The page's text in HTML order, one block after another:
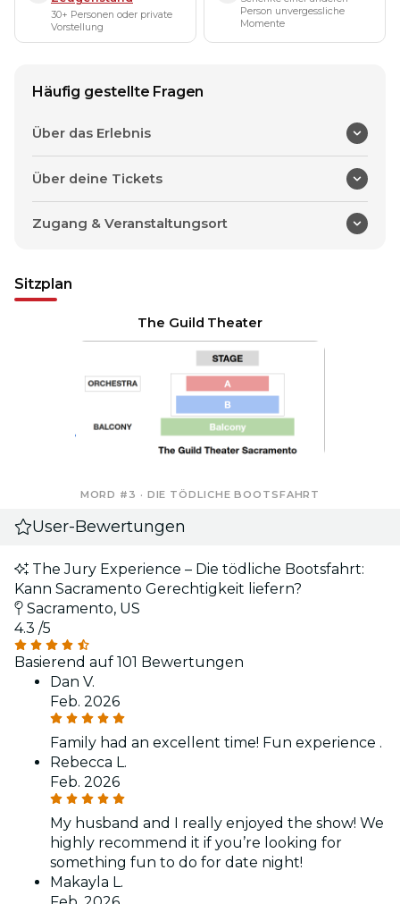
30+ Personen oder private
Vorstellung
Person unvergessliche
Momente
Häufig gestellte Fragen
Über das Erlebnis
Über deine Tickets
Zugang & Veranstaltungsort
Sitzplan
The Guild Theater
MORD #3 · DIE TÖDLICHE BOOTSFAHRT
User-Bewertungen
The Jury Experience – Die tödliche Bootsfahrt:
Kann Sacramento Gerechtigkeit liefern?
Sacramento, US
4.3 /5
Basierend auf 101 Bewertungen
Dan V.
Feb. 2026
Family had an excellent time! Fun experience .
Rebecca L.
Feb. 2026
My husband and I really enjoyed the show! We
highly recommend it if you’re looking for
something fun to do for date night!
Makayla L.